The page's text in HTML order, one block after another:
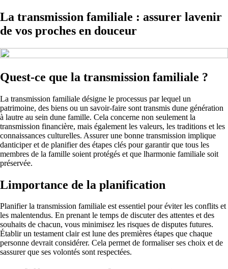
La transmission familiale : assurer lavenir
de vos proches en douceur
Quest-ce que la transmission familiale ?
La transmission familiale désigne le processus par lequel un
patrimoine, des biens ou un savoir-faire sont transmis dune génération
à lautre au sein dune famille. Cela concerne non seulement la
transmission financière, mais également les valeurs, les traditions et les
connaissances culturelles. Assurer une bonne transmission implique
danticiper et de planifier des étapes clés pour garantir que tous les
membres de la famille soient protégés et que lharmonie familiale soit
préservée.
Limportance de la planification
Planifier la transmission familiale est essentiel pour éviter les conflits et
les malentendus. En prenant le temps de discuter des attentes et des
souhaits de chacun, vous minimisez les risques de disputes futures.
Établir un testament clair est lune des premières étapes que chaque
personne devrait considérer. Cela permet de formaliser ses choix et de
sassurer que ses volontés sont respectées.